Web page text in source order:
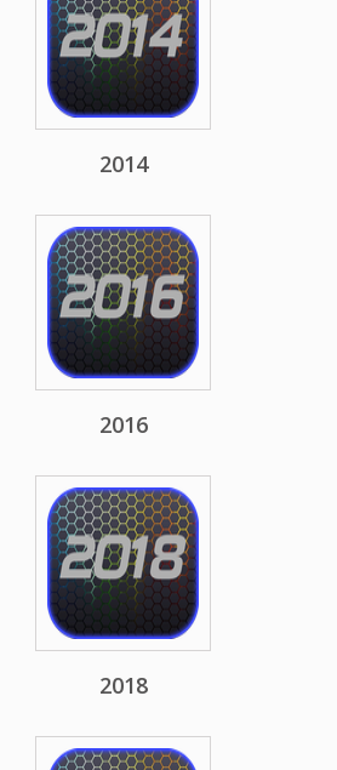
2014
2016
2018